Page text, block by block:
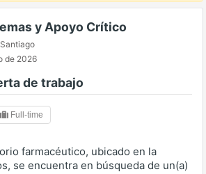
y Apoyo Crítico
Santiago
de 2026
de trabajo
Full-time
farmacéutico, ubicado en la
se encuentra en búsqueda de un(a)